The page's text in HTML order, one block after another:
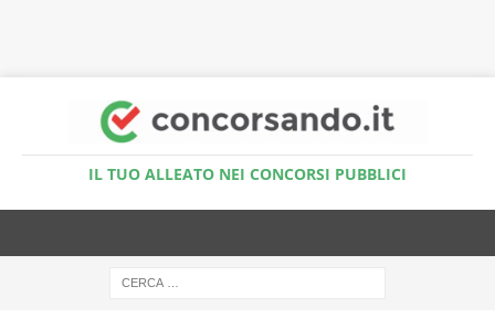
IL TUO ALLEATO NEI CONCORSI PUBBLICI